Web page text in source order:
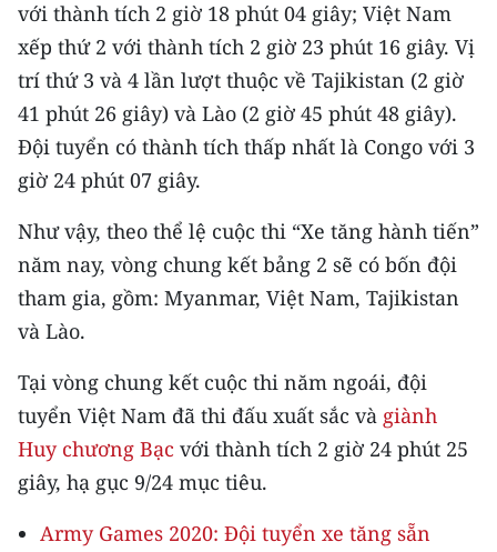
CHUYÊN ĐỀ
CÁC CHUYÊN TRANG
VỀ BÁO NHÂN DÂN
THỜI NAY
NHÂN DÂN CUỐI TUẦN
NHÂN DÂN HẰNG THÁNG
MUA BÁO
ĐỌC BÁO IN
với thành tích 2 giờ 18 phút 04 giây; Việt Nam
xếp thứ 2 với thành tích 2 giờ 23 phút 16 giây. Vị
trí thứ 3 và 4 lần lượt thuộc về Tajikistan (2 giờ
41 phút 26 giây) và Lào (2 giờ 45 phút 48 giây).
Đội tuyển có thành tích thấp nhất là Congo với 3
giờ 24 phút 07 giây.
Như vậy, theo thể lệ cuộc thi “Xe tăng hành tiến”
năm nay, vòng chung kết bảng 2 sẽ có bốn đội
tham gia, gồm: Myanmar, Việt Nam, Tajikistan
và Lào.
Tại vòng chung kết cuộc thi năm ngoái, đội
tuyển Việt Nam đã thi đấu xuất sắc và giành
Huy chương Bạc với thành tích 2 giờ 24 phút 25
giây, hạ gục 9/24 mục tiêu.
Army Games 2020: Đội tuyển xe tăng sẵn